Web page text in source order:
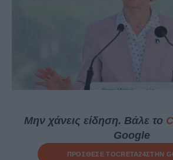
Μην χάνεις είδηση. Βάλε το
Google
ΠΡΟΣΘΕΣΕ ΤΟCRETA24ΣΤΗΝ